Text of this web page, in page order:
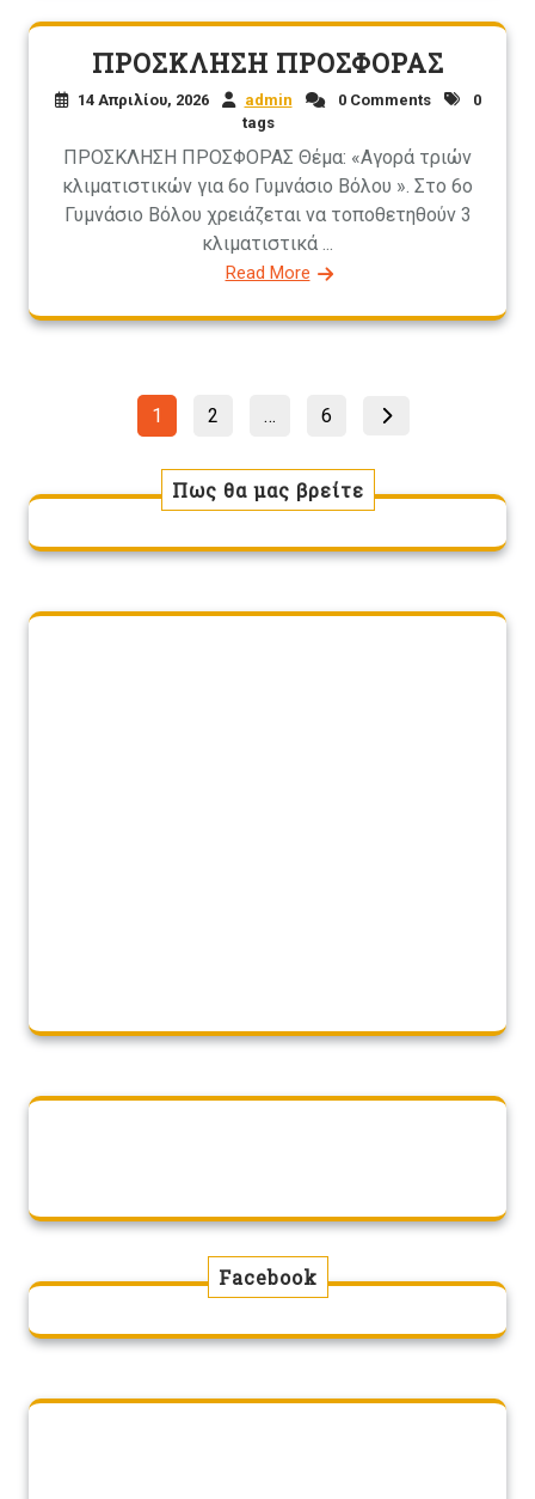
ΠΡΟΣΚΛΗΣΗ ΠΡΟΣΦΟΡΑΣ
14 Απριλίου, 2026 admin 0 Comments
0
tags
ΠΡΟΣΚΛΗΣΗ ΠΡΟΣΦΟΡΑΣ Θέμα: «Αγορά τριών
κλιματιστικών για 6ο Γυμνάσιο Βόλου ». Στο 6ο
Γυμνάσιο Βόλου χρειάζεται να τοποθετηθούν 3
κλιματιστικά ...
Read More
Σελιδοποίηση
Page
1 Page
2 … Page
6
Πως θα μας βρείτε
Facebook